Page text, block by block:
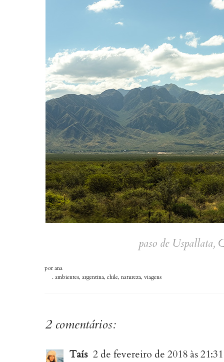
paso de Uspallata,
porana
. ambientes, argentina, chile, natureza, viagens
2 comentários:
Taís 2 de fevereiro de 2018 às 21:31